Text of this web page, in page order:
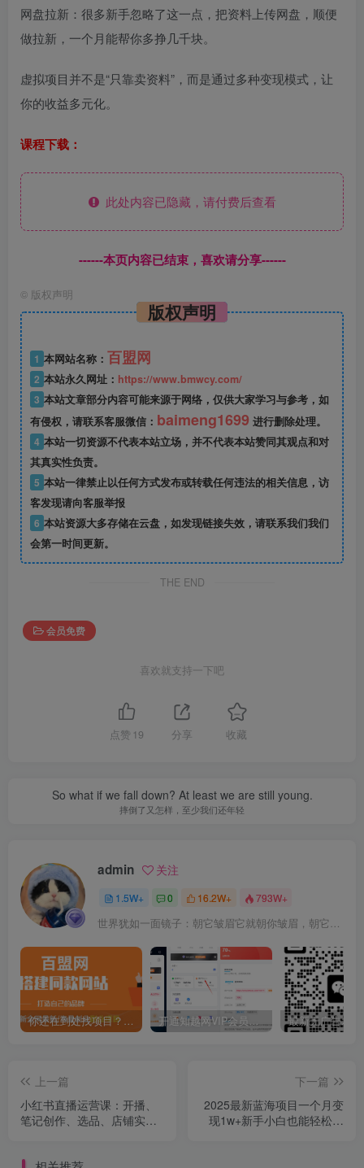
网盘拉新：很多新手忽略了这一点，把资料上传网盘，顺便
做拉新，一个月能帮你多挣几千块。
虚拟项目并不是“只靠卖资料”，而是通过多种变现模式，让
你的收益多元化。
课程下载：
此处内容已隐藏，请付费后查看
------本页内容已结束，喜欢请分享------
© 版权声明
版权声明
1 本网站名称： 百盟网
2 本站永久网址： https://www.bmwcy.com/
3 本站文章部分内容可能来源于网络，仅供大家学习与参考，如
有侵权，请联系客服微信： baimeng1699 进行删除处理。
4 本站一切资源不代表本站立场，并不代表本站赞同其观点和对
其真实性负责。
5 本站一律禁止以任何方式发布或转载任何违法的相关信息，访
客发现请向客服举报
6 本站资源大多存储在云盘，如发现链接失效，请联系我们我们
会第一时间更新。
THE END
会员免费
喜欢就支持一下吧
点赞 19 分享 收藏
So what if we fall down? At least we are still young.
摔倒了又怎样，至少我们还年轻
admin 关注
1.5W+ 0 16.2W+ 793W+
世界犹如一面镜子：朝它皱眉它就朝你皱眉，朝它微笑它也吵你微笑
你还在到处找项目？还在当韭菜？我靠卖项目一个月收入5万+，曾经我也是个失败者。 开通知越网VIP会员，尊享全站资源免费下载，享70%的推广提成！！【限时五折优惠】
上一篇
小红书直播运营课：开播、
笔记创作、选品、店铺实操
下一篇
2025最新蓝海项目一个月变
现1w+新手小白也能轻松上